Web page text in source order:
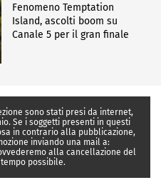
Fenomeno Temptation
Island, ascolti boom su
Canale 5 per il gran finale
sono stati presi da internet,
Se i soggetti presenti in questi
in contrario alla pubblicazione,
inviando una mail a:
alla cancellazione del
possibile.